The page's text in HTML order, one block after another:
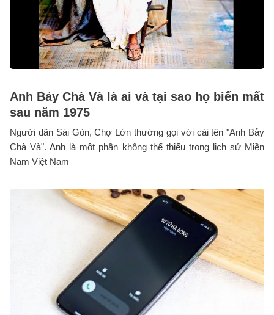
Anh Bảy Chà Và là ai và tại sao họ biến mất
sau năm 1975
Người dân Sài Gòn, Chợ Lớn thường gọi với cái tên "Anh Bảy
Chà Và". Anh là một phần không thể thiếu trong lịch sử Miền
Nam Việt Nam